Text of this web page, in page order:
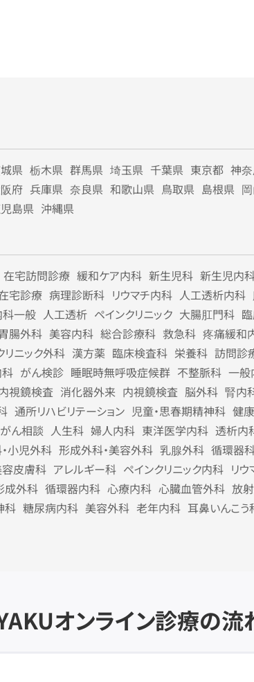
県 栃木県 群馬県 埼玉県 千葉県 東京都 神
府 兵庫県 奈良県 和歌山県 鳥取県 島根県
島県 沖縄県
在宅訪問診療 緩和ケア内科 新生児科 新生児内
宅診療 病理診断科 リウマチ内科 人工透析内科
科一般 人工透析 ペインクリニック 大腸肛門科
胃腸外科 美容内科 総合診療科 救急科 疼痛緩和
リニック外科 漢方薬 臨床検査科 栄養科 訪問診
がん検診 睡眠時無呼吸症候群 不整脈科 一般
視鏡検査 消化器外来 内視鏡検査 脳外科 腎内
通所リハビリテーション 児童・思春期精神科 健
がん相談 人生科 婦人内科 東洋医学内科 透析内
小児外科 形成外科・美容外科 乳腺外科 循環器
皮膚科 アレルギー科 ペインクリニック内科 リ
成外科 循環器内科 心療内科 心臓血管外科 放
科 糖尿病内科 美容外科 老年内科 耳鼻いんこう
オンライン診療の流